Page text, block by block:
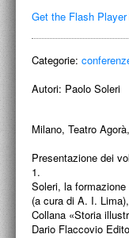
COLLEZIONE
BIBLIOTECA
RECENSIONI
Get the Flash Player
Categorie:
Autori: Paolo Soleri
Milano, Teatro
Presentazione dei
1.
Soleri, la
(a cura di A. I. Lima),
Collana «Storia
Dario Flaccovio